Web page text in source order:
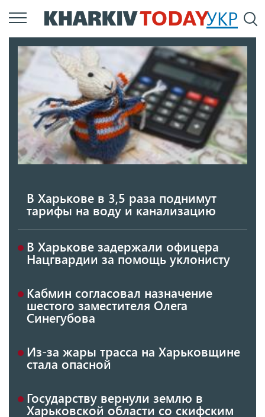
Перейти
к
содержанию
УКР
В Харькове в 3,5 раза поднимут
тарифы на воду и канализацию
В Харькове задержали офицера
Нацгвардии за помощь уклонисту
Кабмин согласовал назначение
шестого заместителя Олега
Синегубова
Из-за жары трасса на Харьковщине
стала опасной
Государству вернули землю в
Харьковской области со скифским